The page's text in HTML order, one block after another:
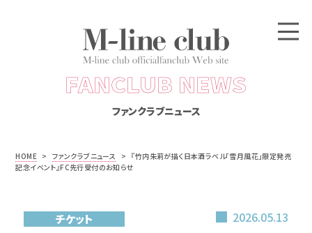
FANCLUB NEWS
ファンクラブニュース
HOME > ファンクラブニュース > 『竹内朱莉が描く日本酒ラベル「雪月風花」限定発売
記念イベント』FC先行受付のお知らせ
チケット 2026.05.13